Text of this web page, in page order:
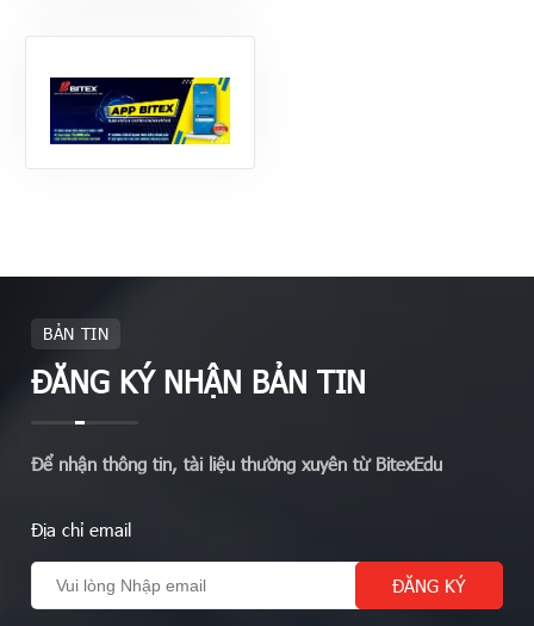
BẢN TIN
ĐĂNG KÝ NHẬN BẢN TIN
Để nhận thông tin, tài liệu thường xuyên từ BitexEdu
Địa chỉ email